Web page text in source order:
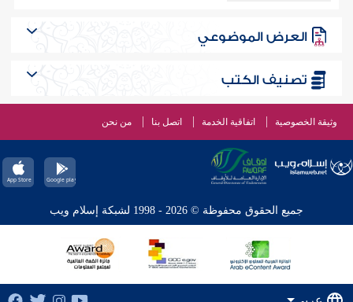
العرض الموضوعي
تصنيف الكتب
وثيقة الخصوصية اتفاقية الخدمة اتصل بنا من نحن
جميع الحقوق محفوظة © 2026 - 1998 لشبكة إسلام ويب